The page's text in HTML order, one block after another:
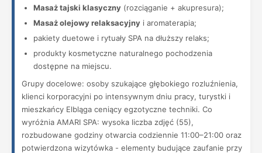
Masaż tajski klasyczny (rozciąganie + akupresura);
Masaż olejowy relaksacyjny i aromaterapia;
pakiety duetowe i rytuały SPA na dłuższy relaks;
produkty kosmetyczne naturalnego pochodzenia
dostępne na miejscu.
Grupy docelowe: osoby szukające głębokiego rozluźnienia,
klienci korporacyjni po intensywnym dniu pracy, turystki i
mieszkańcy Elbląga ceniący egzotyczne techniki. Co
wyróżnia AMARI SPA: wysoka liczba zdjęć (55),
rozbudowane godziny otwarcia codziennie 11:00–21:00 oraz
potwierdzona wizytówka - elementy budujące zaufanie przy